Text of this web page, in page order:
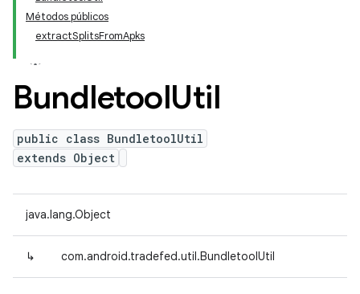
Métodos públicos
extractSplitsFromApks
BundletoolUtil
public class BundletoolUtil
extends Object
java.lang.Object
↳ com.android.tradefed.util.BundletoolUtil